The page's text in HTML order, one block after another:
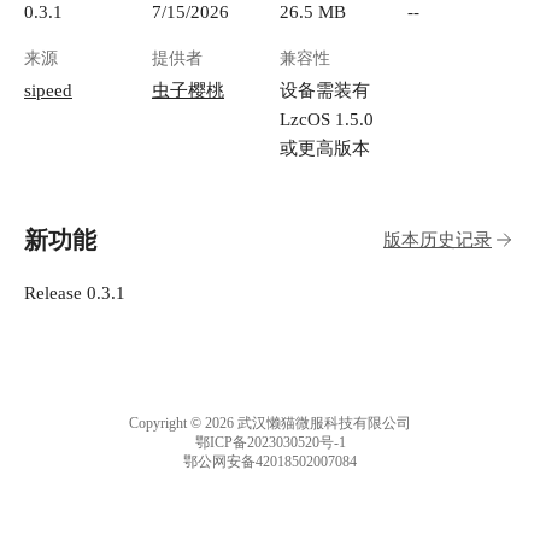
0.3.1 7/15/2026 26.5 MB --
来源
sipeed
提供者
虫子樱桃
兼容性
设备需装有
LzcOS 1.5.0
或更高版本
新功能 版本历史记录
Release 0.3.1
Copyright © 2026 武汉懒猫微服科技有限公司
鄂ICP备2023030520号-1
鄂公网安备42018502007084